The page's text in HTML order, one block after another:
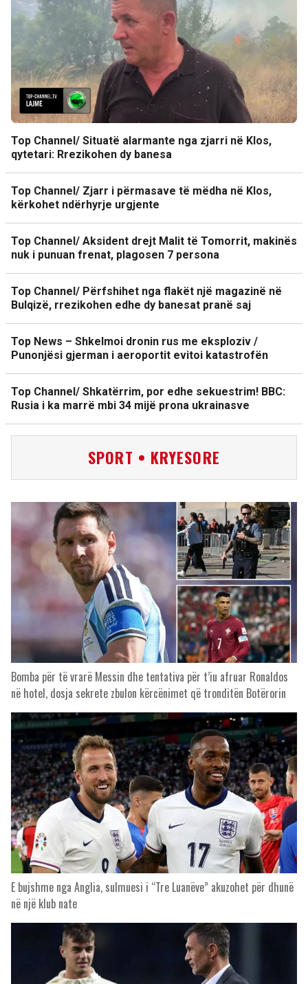
Top Channel/ Situatë alarmante nga zjarri në Klos,
qytetari: Rrezikohen dy banesa
Top Channel/ Zjarr i përmasave të mëdha në Klos,
kërkohet ndërhyrje urgjente
Top Channel/ Aksident drejt Malit të Tomorrit, makinës
nuk i punuan frenat, plagosen 7 persona
Top Channel/ Përfshihet nga flakët një magazinë në
Bulqizë, rrezikohen edhe dy banesat pranë saj
Top News – Shkelmoi dronin rus me eksploziv /
Punonjësi gjerman i aeroportit evitoi katastrofën
Top Channel/ Shkatërrim, por edhe sekuestrim! BBC:
Rusia i ka marrë mbi 34 mijë prona ukrainasve
SPORT • KRYESORE
Bomba për të vrarë Messin dhe tentativa për t’iu afruar Ronaldos
në hotel, dosja sekrete zbulon kërcënimet që tronditën Botërorin
E bujshme nga Anglia, sulmuesi i “Tre Luanëve” akuzohet për dhunë
në një klub nate